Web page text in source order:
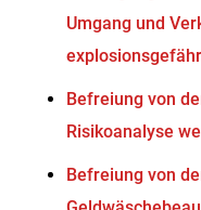
Umgang und
Befreiung von
Risikoanalyse
Befreiung von